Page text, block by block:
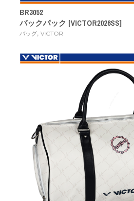
BR3052
バックパック [VICTOR2026SS]
バッグ, VICTOR